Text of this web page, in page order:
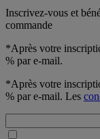
Inscrivez-vous et
commande
*Après votre
% par e-mail.
*Après votre
% par e-mail. Les